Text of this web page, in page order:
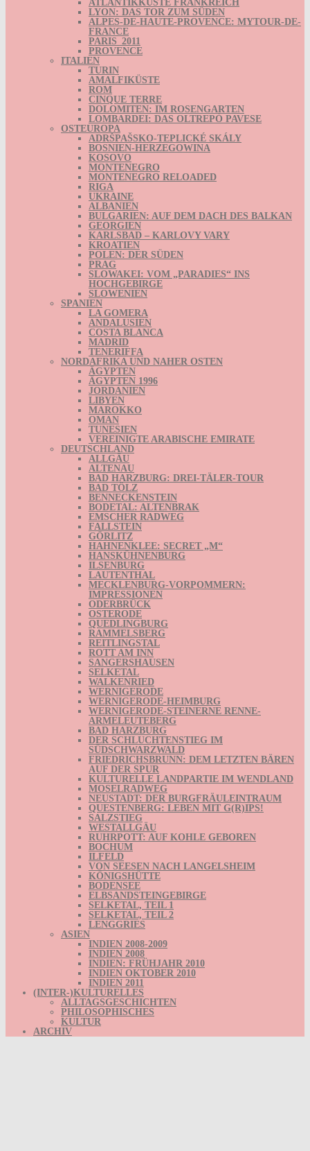
ATLANTIKKÜSTE FRANKREICH
LYON: DAS TOR ZUM SÜDEN
ALPES-DE-HAUTE-PROVENCE: MYTOUR-DE-
FRANCE
PARIS_2011
PROVENCE
ITALIEN
TURIN
AMALFIKÜSTE
ROM
CINQUE TERRE
DOLOMITEN: IM ROSENGARTEN
LOMBARDEI: DAS OLTREPÒ PAVESE
OSTEUROPA
ADRŠPAŠSKO-TEPLICKÉ SKÁLY
BOSNIEN-HERZEGOWINA
KOSOVO
MONTENEGRO
MONTENEGRO RELOADED
RIGA
UKRAINE
ALBANIEN
BULGARIEN: AUF DEM DACH DES BALKAN
GEORGIEN
KARLSBAD – KARLOVY VARY
KROATIEN
POLEN: DER SÜDEN
PRAG
SLOWAKEI: VOM „PARADIES“ INS
HOCHGEBIRGE
SLOWENIEN
SPANIEN
LA GOMERA
ANDALUSIEN
COSTA BLANCA
MADRID
TENERIFFA
NORDAFRIKA UND NAHER OSTEN
ÄGYPTEN
ÄGYPTEN 1996
JORDANIEN
LIBYEN
MAROKKO
OMAN
TUNESIEN
VEREINIGTE ARABISCHE EMIRATE
DEUTSCHLAND
ALLGÄU
ALTENAU
BAD HARZBURG: DREI-TÄLER-TOUR
BAD TÖLZ
BENNECKENSTEIN
BODETAL: ALTENBRAK
EMSCHER RADWEG
FALLSTEIN
GÖRLITZ
HAHNENKLEE: SECRET „M“
HANSKÜHNENBURG
ILSENBURG
LAUTENTHAL
MECKLENBURG-VORPOMMERN:
IMPRESSIONEN
ODERBRÜCK
OSTERODE
QUEDLINGBURG
RAMMELSBERG
REITLINGSTAL
ROTT AM INN
SANGERSHAUSEN
SELKETAL
WALKENRIED
WERNIGERODE
WERNIGERODE-HEIMBURG
WERNIGERODE-STEINERNE RENNE-
ARMELEUTEBERG
BAD HARZBURG
DER SCHLUCHTENSTIEG IM
SÜDSCHWARZWALD
FRIEDRICHSBRUNN: DEM LETZTEN BÄREN
AUF DER SPUR
KULTURELLE LANDPARTIE IM WENDLAND
MOSELRADWEG
NEUSTADT: DER BURGFRÄULEINTRAUM
QUESTENBERG: LEBEN MIT G(R)IPS!
SALZSTIEG
WESTALLGÄU
RUHRPOTT: AUF KOHLE GEBOREN
BOCHUM
ILFELD
VON SEESEN NACH LANGELSHEIM
KÖNIGSHÜTTE
BODENSEE
ELBSANDSTEINGEBIRGE
SELKETAL, TEIL 1
SELKETAL, TEIL 2
LENGGRIES
ASIEN
INDIEN 2008-2009
INDIEN 2008
INDIEN: FRÜHJAHR 2010
INDIEN OKTOBER 2010
INDIEN 2011
(INTER-)KULTURELLES
ALLTAGSGESCHICHTEN
PHILOSOPHISCHES
KULTUR
ARCHIV